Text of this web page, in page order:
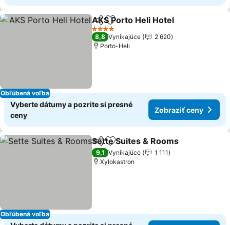
Obľúbená voľba
ZdieľaťPridať do obľúbených
AKS Porto Heli Hotel
4 Počet hviezdičiek
8,8 Vynikajúce
2 620
Porto-Heli
Vyberte dátumy a pozrite si presné
ceny
Zobraziť ceny
Obľúbená voľba
ZdieľaťPridať do obľúbených
Sette Suites & Rooms
9,1 Vynikajúce
1 111
Xylokastron